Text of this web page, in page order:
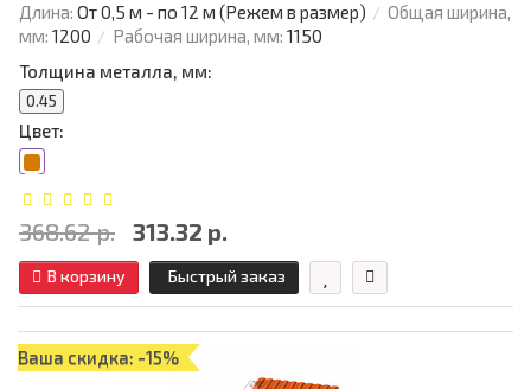
Длина: От 0,5 м - по 12 м (Режем в размер)
Общая ширина,
мм: 1200 Рабочая ширина, мм: 1150
Толщина металла, мм:
0.45
Цвет:
368.62 р. 313.32 р.
В корзину Быстрый заказ
Ваша скидка: -15%